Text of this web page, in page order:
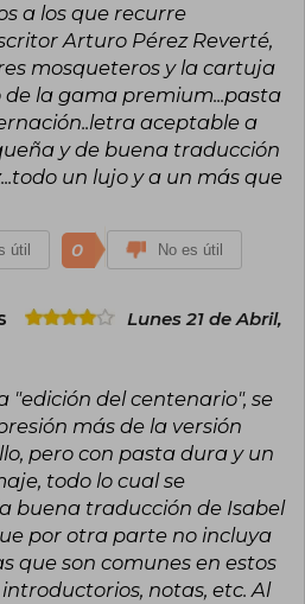
a los que recurre
Arturo Pérez Reverté,
mosqueteros y la cartuja
de la gama premium...pasta
aceptable a
y de buena traducción
un lujo y a un más que
útil 0 No es útil
Lunes 21 de Abril,
del centenario", se
más de la versión
pero con pasta dura y un
todo lo cual se
buena traducción de Isabel
por otra parte no incluya
que son comunes en estos
notas, etc. Al